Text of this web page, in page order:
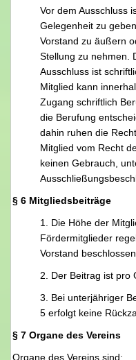
Vor dem Ausschluss
Gelegenheit zu
Vorstand zu äußern
Stellung zu nehmen.
Ausschluss ist
Mitglied kann
Zugang schriftlich
die Berufung
dahin ruhen die
Mitglied vom Recht
keinen Gebrauch,
§ 6 Mitgliedsbeiträge
1. Die Höhe der
Fördermitglieder
Vorstand beschlossen.
2. Der Beitrag ist pro
3. Bei unterjähriger
5 erfolgt keine
§ 7 Organe des Vereins
Organe des Vereins sind: